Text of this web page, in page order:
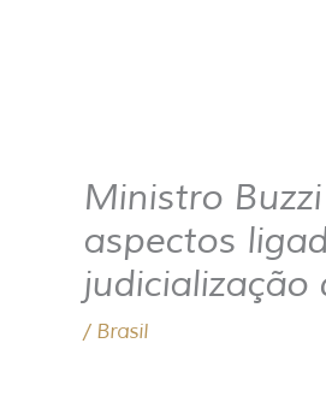
Ministro
aspectos
judicialização
/ Brasil